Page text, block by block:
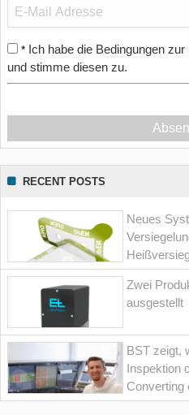
* Ich habe die Bedingungen
und stimme diesen zu.
RECENT POSTS
Neues
Zwei
ausgestellt
BST zeigt,
Inspektion
Converting